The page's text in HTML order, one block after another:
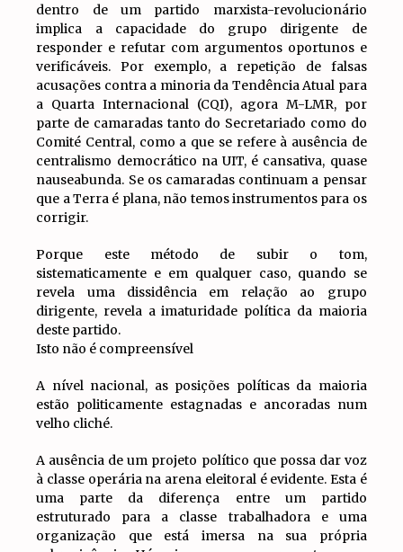
dentro de um partido marxista-revolucionário
implica a capacidade do grupo dirigente de
responder e refutar com argumentos oportunos e
verificáveis. Por exemplo, a repetição de falsas
acusações contra a minoria da Tendência Atual para
a Quarta Internacional (CQI), agora M-LMR, por
parte de camaradas tanto do Secretariado como do
Comité Central, como a que se refere à ausência de
centralismo democrático na UIT, é cansativa, quase
nauseabunda. Se os camaradas continuam a pensar
que a Terra é plana, não temos instrumentos para os
corrigir.
Porque este método de subir o tom,
sistematicamente e em qualquer caso, quando se
revela uma dissidência em relação ao grupo
dirigente, revela a imaturidade política da maioria
deste partido.
Isto não é compreensível
A nível nacional, as posições políticas da maioria
estão politicamente estagnadas e ancoradas num
velho cliché.
A ausência de um projeto político que possa dar voz
à classe operária na arena eleitoral é evidente. Esta é
uma parte da diferença entre um partido
estruturado para a classe trabalhadora e uma
organização que está imersa na sua própria